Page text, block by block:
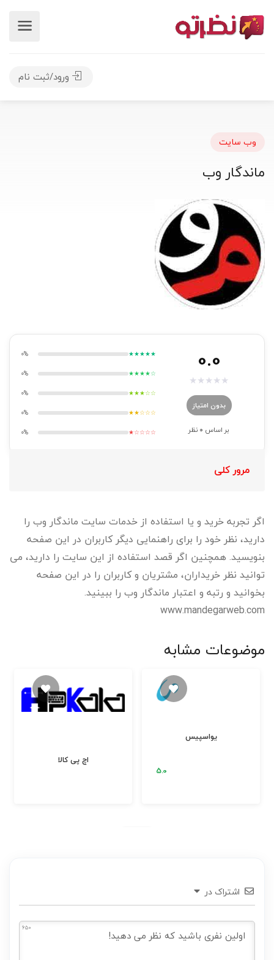
ورود/ثبت نام
وب سایت
ماندگار وب
0.0
★
★
★
★
★
بدون امتیاز
بر اساس 0 نظر
★★★★★
0%
★★★★☆
0%
★★★☆☆
0%
★★☆☆☆
0%
★☆☆☆☆
0%
مرور کلی
اگر تجربه خرید و یا استفاده از خدمات سایت ماندگار وب را
دارید، نظر خود را برای راهنمایی دیگر کاربران در این صفحه
بنویسید. همچنین اگر قصد استفاده از این سایت را دارید، می
توانید نظر خریداران، مشتریان و کاربران را در این صفحه
بخوانید و رتبه و اعتبار ماندگار وب را ببینید.
www.mandegarweb.com
موضوعات مشابه
اچ پی کالا
یواسپیس
اشتراک در
650